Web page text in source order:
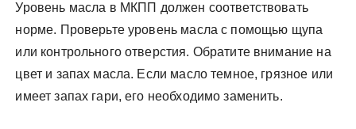
Уровень масла в МКПП должен соответствовать
норме. Проверьте уровень масла с помощью щупа
или контрольного отверстия. Обратите внимание на
цвет и запах масла. Если масло темное, грязное или
имеет запах гари, его необходимо заменить.